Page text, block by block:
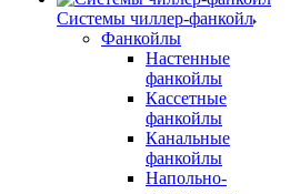
Системы чиллер-фанкойл
Фанкойлы
Настенные
фанкойлы
Кассетные
фанкойлы
Канальные
фанкойлы
Напольно-